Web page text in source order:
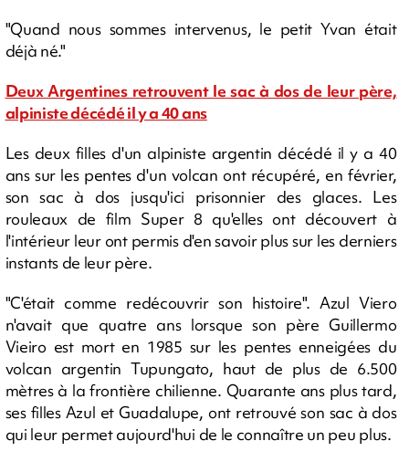
"Quand nous sommes intervenus, le petit Yvan était
déjà né."
Deux Argentines retrouvent le sac à dos de leur père,
alpiniste décédé il y a 40 ans
Les deux filles d'un alpiniste argentin décédé il y a 40
ans sur les pentes d'un volcan ont récupéré, en février,
son sac à dos jusqu'ici prisonnier des glaces. Les
rouleaux de film Super 8 qu'elles ont découvert à
l'intérieur leur ont permis d'en savoir plus sur les derniers
instants de leur père.
"C'était comme redécouvrir son histoire". Azul Viero
n'avait que quatre ans lorsque son père Guillermo
Vieiro est mort en 1985 sur les pentes enneigées du
volcan argentin Tupungato, haut de plus de 6.500
mètres à la frontière chilienne. Quarante ans plus tard,
ses filles Azul et Guadalupe, ont retrouvé son sac à dos
qui leur permet aujourd'hui de le connaître un peu plus.